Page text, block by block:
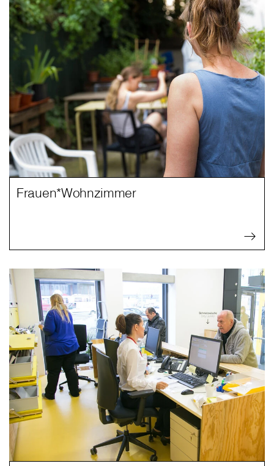
Frauen*Wohnzimmer